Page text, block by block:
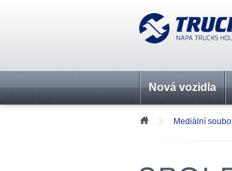
Nová vozidla
Mediální